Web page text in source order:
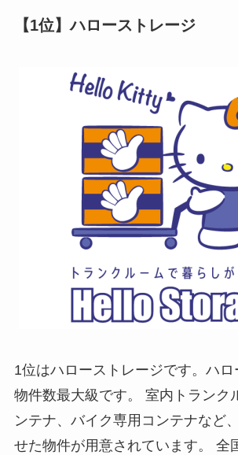
【1位】ハローストレージ
1位はハローストレージです。ハ
物件数最大級です。 室内トランク
ンテナ、バイク専用コンテナなど
せた物件が用意されています。 全